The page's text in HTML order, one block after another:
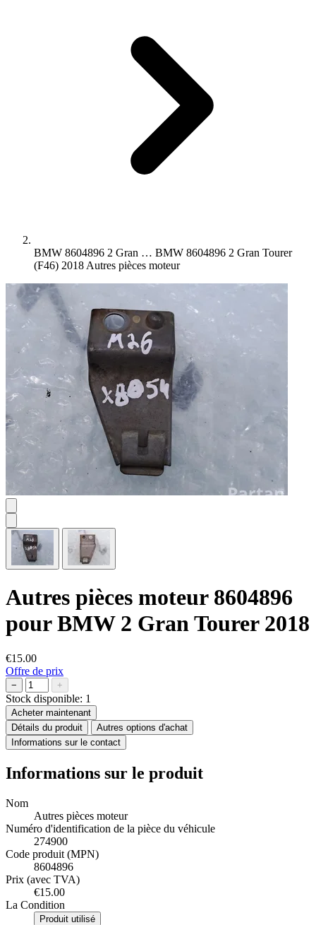
BMW 8604896 2 Gran … BMW 8604896 2 Gran Tourer
(F46) 2018 Autres pièces moteur
Autres pièces moteur 8604896
pour BMW 2 Gran Tourer 2018
€15.00
Offre de prix
− +
Stock disponible: 1
Acheter maintenant
Détails du produit
Autres options d'achat
Informations sur le contact
Informations sur le produit
Nom
Autres pièces moteur
Numéro d'identification de la pièce du véhicule
274900
Code produit (MPN)
8604896
Prix (avec TVA)
€15.00
La Condition
Produit utilisé